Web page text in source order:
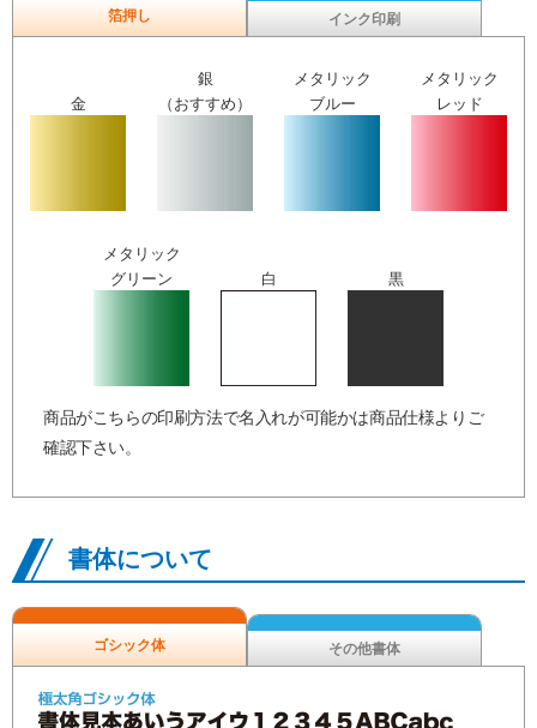
箔押し インク印刷
金
銀
（おすすめ）
メタリック
ブルー
メタリック
レッド
メタリック
グリーン
白 黒
商品がこちらの印刷方法で名入れが可能かは商品仕様よりご
確認下さい。
書体について
ゴシック体 その他書体